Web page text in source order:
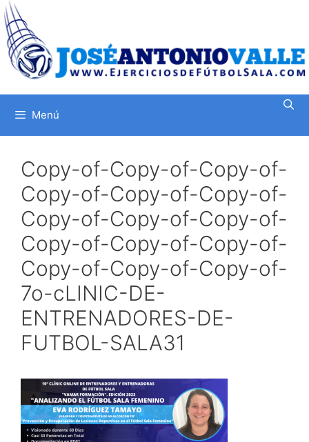
Saltar
al
contenido
Menú
Copy-of-Copy-of-Copy-of-
Copy-of-Copy-of-Copy-of-
Copy-of-Copy-of-Copy-of-
Copy-of-Copy-of-Copy-of-
Copy-of-Copy-of-Copy-of-
7o-cLINIC-DE-
ENTRENADORES-DE-
FUTBOL-SALA31